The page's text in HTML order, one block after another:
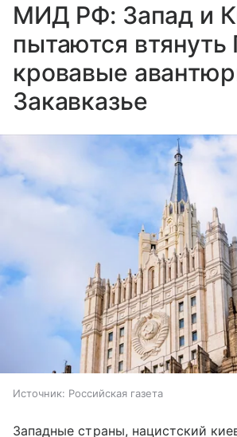
МИД РФ: Запад и
пытаются втянуть
кровавые
Закавказье
Источник: Российская газета
Западные страны, нацистский